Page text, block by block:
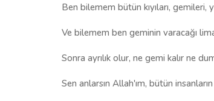
Ben bilemem bütün kıyıları, gemileri,
Ve bilemem ben geminin varacağı
Sonra ayrılık olur, ne gemi kalır ne
Sen anlarsın Allah'ım, bütün